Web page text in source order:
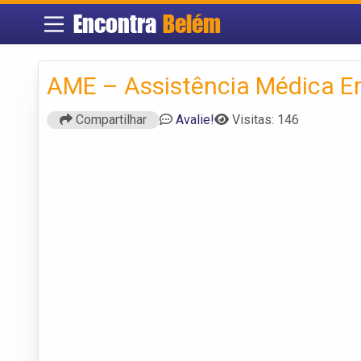
Encontra Belém
AME – Assistência Médica
Compartilhar Avalie! Visitas: 146